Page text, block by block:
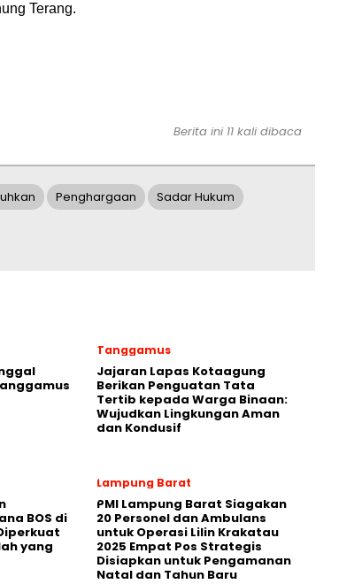
Terang.
Berita ini 11 kali dibaca
Penghargaan Sadar Hukum
Tanggamus
Jajaran Lapas Kotaagung
Berikan Penguatan Tata
Tertib kepada Warga Binaan:
Wujudkan Lingkungan Aman
dan Kondusif
BOS di
yang
Lampung Barat
PMI Lampung Barat Siagakan
20 Personel dan Ambulans
untuk Operasi Lilin Krakatau
2025 Empat Pos Strategis
Disiapkan untuk Pengamanan
Natal dan Tahun Baru